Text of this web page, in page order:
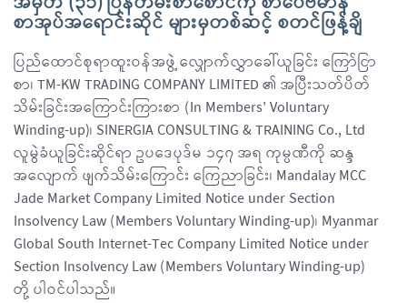
စာအုပ်အရောင်းဆိုင် များမှတစ်ဆင့် စတင်ဖြန့်ချိ
ပြည်ထောင်စုရာထူးဝန်အဖွဲ့ လျှောက်လွှာခေါ်ယူခြင်း ကြော်ငြာ
စာ၊ TM-KW TRADING COMPANY LIMITED ၏ အပြီးသတ်ပိတ်
သိမ်းခြင်းအကြောင်းကြားစာ (In Members’ Voluntary
Winding-up)၊ SINERGIA CONSULTING & TRAINING Co., Ltd
လူမွဲခံယူခြင်းဆိုင်ရာ ဥပဒေပုဒ်မ ၁၄၇ အရ ကုမ္ပဏီကို ဆန္ဒ
အလျောက် ဖျက်သိမ်းကြောင်း ကြေညာခြင်း၊ Mandalay MCC
Jade Market Company Limited Notice under Section
Insolvency Law (Members Voluntary Winding-up)၊ Myanmar
Global South Internet-Tec Company Limited Notice under
Section Insolvency Law (Members Voluntary Winding-up)
တို့ ပါဝင်ပါသည်။